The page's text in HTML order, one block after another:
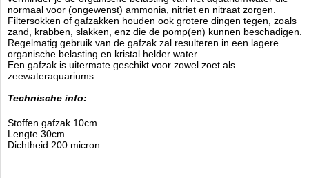
normaal voor (ongewenst) ammonia, nitriet en nitraat zorgen.
Filtersokken of gafzakken houden ook grotere dingen tegen, zoals
zand, krabben, slakken, enz die de pomp(en) kunnen beschadigen.
Regelmatig gebruik van de gafzak zal resulteren in een lagere
organische belasting en kristal helder water.
Een gafzak is uitermate geschikt voor zowel zoet als
zeewateraquariums.
Technische info:
Stoffen gafzak 10cm.
Lengte 30cm
Dichtheid 200 micron